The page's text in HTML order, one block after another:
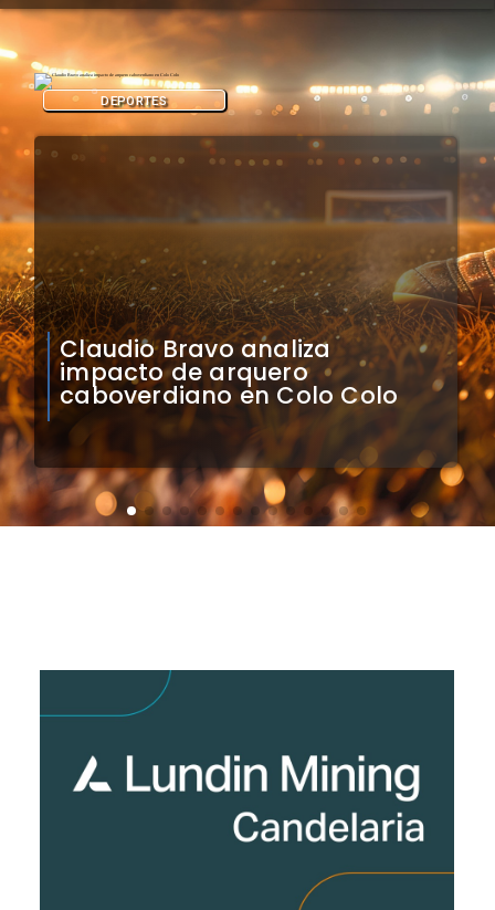
Natalia Duco responde a
Contraloría: Presidente puede
cuestionar mi permanencia
DEPORTES